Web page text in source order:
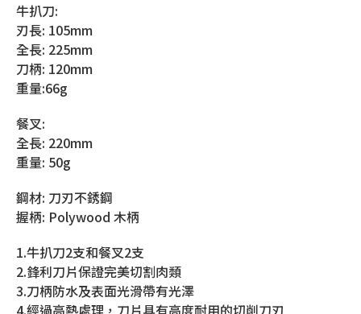
牛扒刀:
刃長: 105mm
全長: 225mm
刀柄: 120mm
重量:66g
餐叉:
全長: 220mm
重量: 50g
鋼材: 刀刃不銹鋼
握柄: Polywood 木柄
1.牛扒刀2支和餐叉2支
2.鋒利刀片保證完美切割肉類
3.刀柄防水及表面光滑帶有光澤